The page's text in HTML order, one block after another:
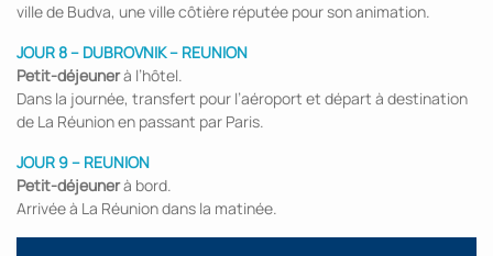
ville de Budva, une ville côtière réputée pour son animation.
JOUR 8 – DUBROVNIK – REUNION
Petit-déjeunerà l’hôtel.
Dans la journée, transfert pour l’aéroport et départ à destination
de La Réunion en passant par Paris.
JOUR 9 – REUNION
Petit-déjeunerà bord.
Arrivée à La Réunion dans la matinée.